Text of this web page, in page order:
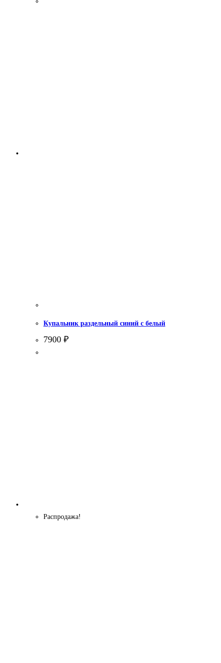
Купальник раздельный синий с белый
7900 ₽
Распродажа!